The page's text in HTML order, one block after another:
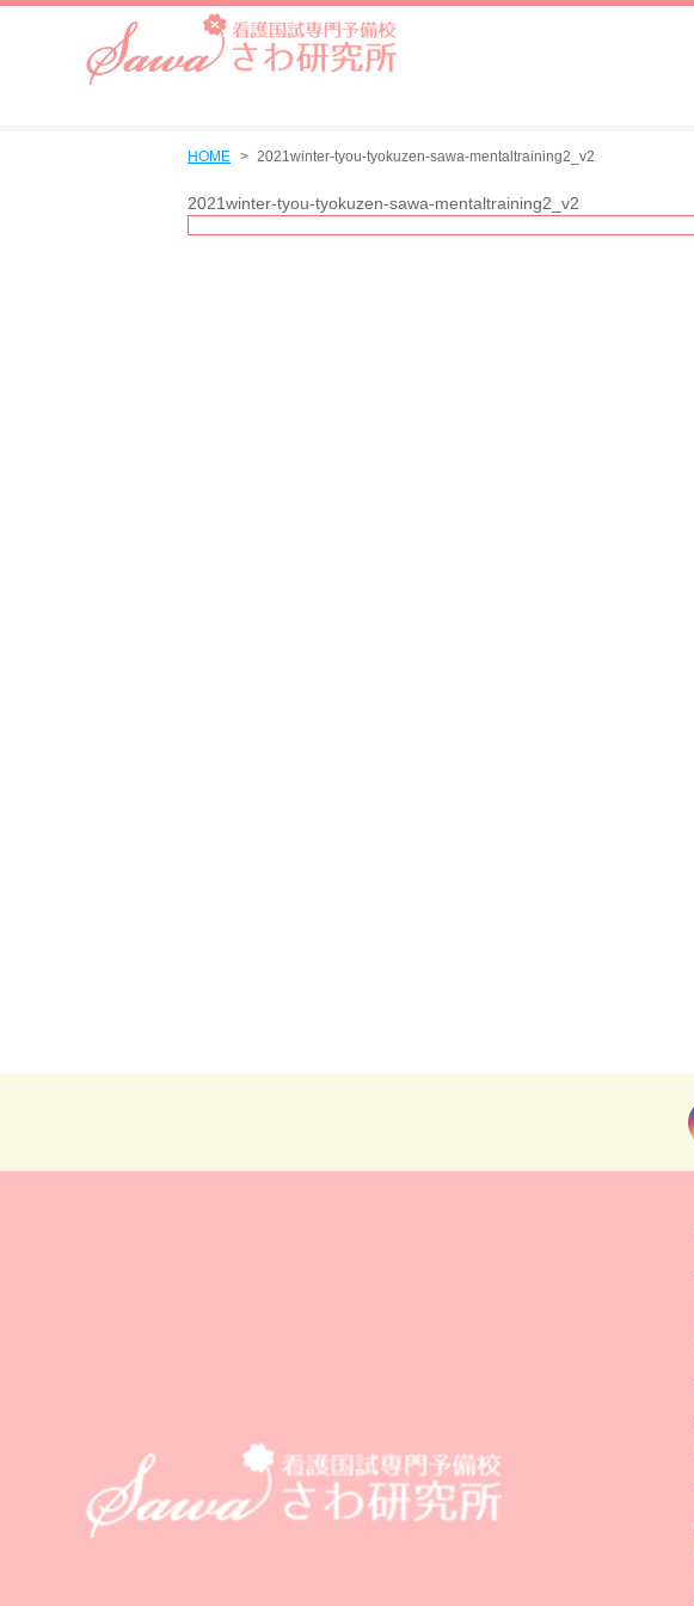
HOME 2021winter-tyou-tyokuzen-sawa-mentaltraining2_v2
2021winter-tyou-tyokuzen-sawa-mentaltraining2_v2